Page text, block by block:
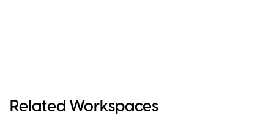
Related Workspaces